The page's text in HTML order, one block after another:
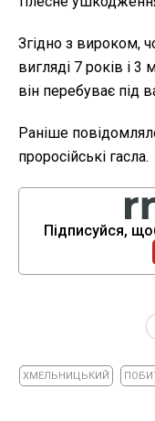
Згідно з вироком,
вигляді 7 років і 3
він перебуває під
Раніше
проросійські гасла.
Підписуйся,
ХМЕЛЬНИЦЬКИЙ